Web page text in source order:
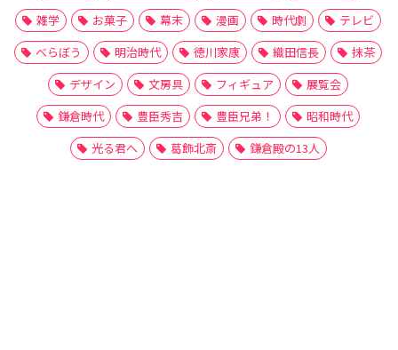
雑学
お菓子 幕末 漫画 時代劇
テレビ
べらぼう
明治時代 徳川家康 織田信長
抹茶
デザイン
文房具 フィギュア
展覧会
鎌倉時代
豊臣秀吉 豊臣兄弟！
昭和時代
光る君へ
葛飾北斎 鎌倉殿の13人